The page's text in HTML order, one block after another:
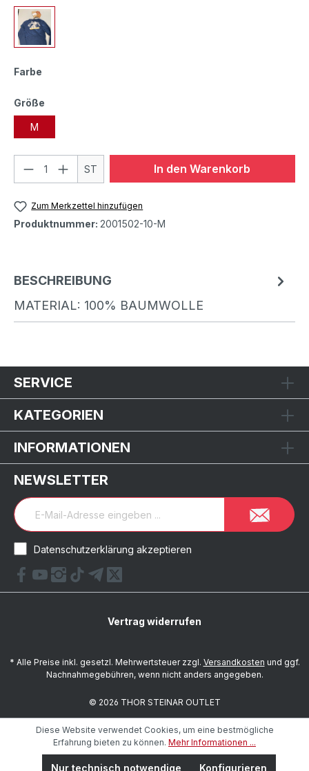
Farbe
Größe
M
ST In den Warenkorb
Zum Merkzettel hinzufügen
Produktnummer: 2001502-10-M
BESCHREIBUNG
MATERIAL: 100% BAUMWOLLE
SERVICE
KATEGORIEN
INFORMATIONEN
NEWSLETTER
Datenschutzerklärung akzeptieren
Vertrag widerrufen
* Alle Preise inkl. gesetzl. Mehrwertsteuer zzgl. Versandkosten und ggf.
Nachnahmegebühren, wenn nicht anders angegeben.
© 2026 THOR STEINAR OUTLET
Diese Website verwendet Cookies, um eine bestmögliche
Erfahrung bieten zu können. Mehr Informationen ...
Nur technisch notwendige Konfigurieren